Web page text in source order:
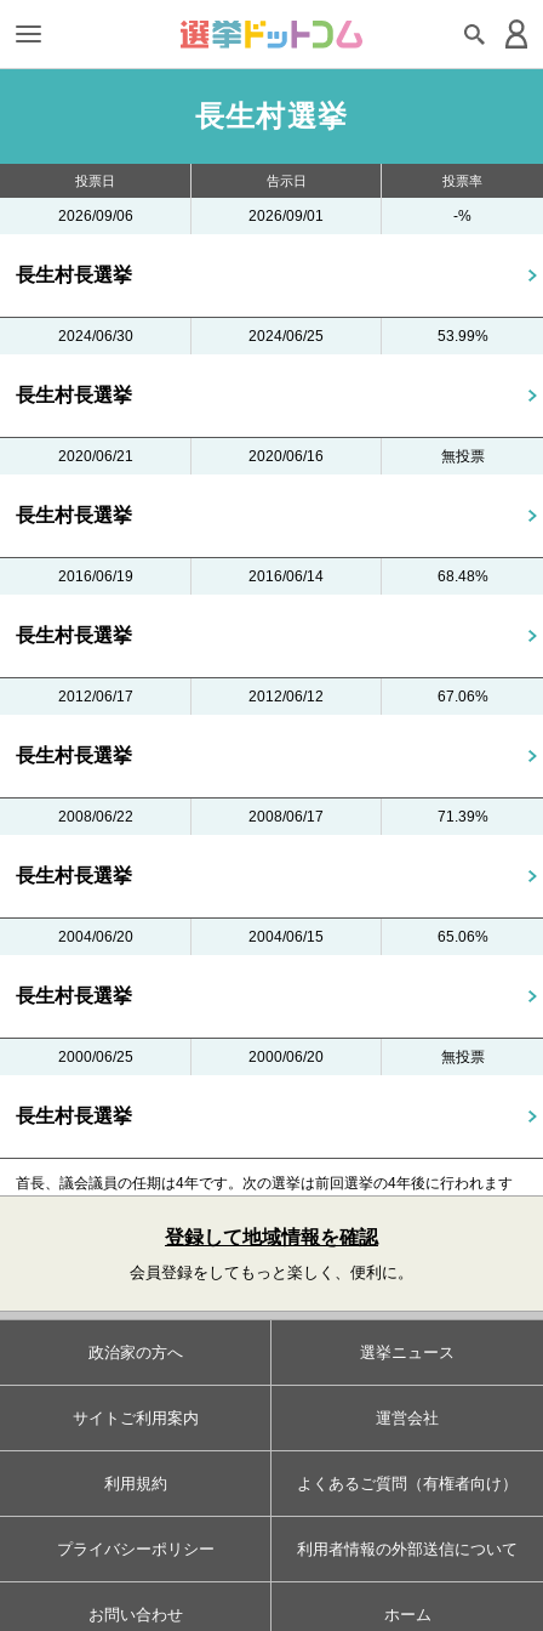
長生村選挙
投票日 告示日 投票率
2026/09/06 2026/09/01 -%
長生村長選挙
2024/06/30 2024/06/25 53.99%
長生村長選挙
2020/06/21 2020/06/16 無投票
長生村長選挙
2016/06/19 2016/06/14 68.48%
長生村長選挙
2012/06/17 2012/06/12 67.06%
長生村長選挙
2008/06/22 2008/06/17 71.39%
長生村長選挙
2004/06/20 2004/06/15 65.06%
長生村長選挙
2000/06/25 2000/06/20 無投票
長生村長選挙
首長、議会議員の任期は4年です。 次の選挙は前回選挙の4年後に行われます
登録して地域情報を確認
会員登録をしてもっと楽しく、便利に。
政治家の方へ 選挙ニュース
サイトご利用案内 運営会社
利用規約 よくあるご質問（有権者向け）
プライバシーポリシー 利用者情報の外部送信について
お問い合わせ ホーム